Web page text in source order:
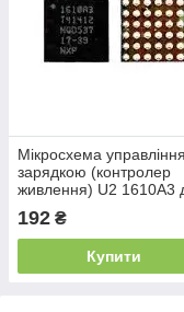
Мікросхема управління
зарядкою (контролер
живлення) U2 1610A3
Apple iPhone 6 | 6 Plus
| 6S Plus
192 ₴
Купити